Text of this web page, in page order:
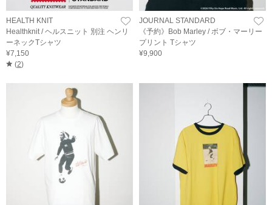
HEALTH KNIT
Healthknit / ヘルスニット 別注 ヘンリ
ーネックTシャツ
¥7,150
(2)
JOURNAL STANDARD
《予約》Bob Marley / ボブ・マーリー
プリント Tシャツ
¥9,900